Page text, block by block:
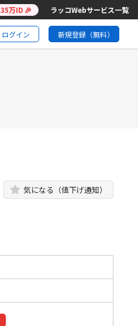
35万ID 🎉 ラッコWebサービス一覧
ログイン 新規登録（無料）
気になる（値下げ通知）